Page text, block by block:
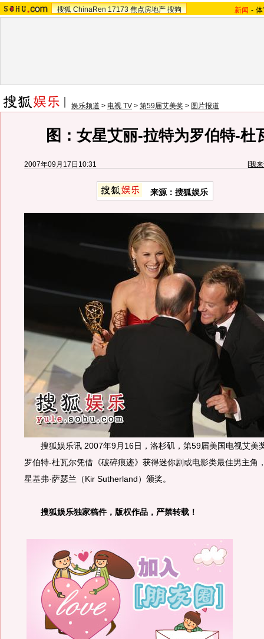
搜狐 ChinaRen 17173 焦点房地产 搜狗 新闻 -
娱乐频道 > 电视 TV > 第59届艾美奖 > 图片报道
图：女星艾丽-拉特为罗伯特-杜
2007年09月17日10:31 [我
来源：搜狐娱乐
搜狐娱乐讯 2007年9月16日，洛杉矶，第59届美国电视艾美
罗伯特-杜瓦尔凭借《破碎痕迹》获得迷你剧或电影类最佳男主角
星基弗·萨瑟兰（Kir Sutherland）颁奖。
搜狐娱乐独家稿件，版权作品，严禁转载！